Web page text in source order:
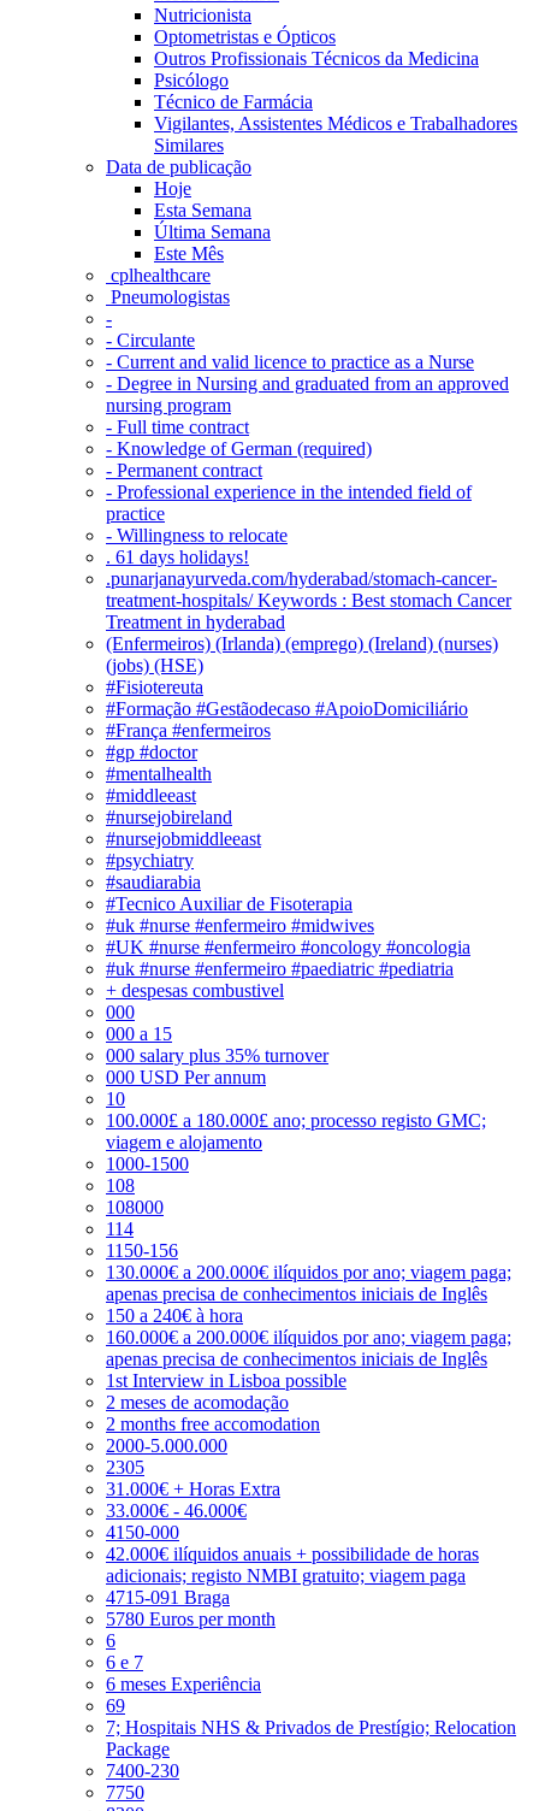
Nutricionista
Optometristas e Ópticos
Outros Profissionais Técnicos da Medicina
Psicólogo
Técnico de Farmácia
Vigilantes, Assistentes Médicos e Trabalhadores
Similares
Data de publicação
Hoje
Esta Semana
Última Semana
Este Mês
‎ cplhealthcare‬
Pneumologistas
-
- Circulante
- Current and valid licence to practice as a Nurse
- Degree in Nursing and graduated from an approved
nursing program
- Full time contract
- Knowledge of German (required)
- Permanent contract
- Professional experience in the intended field of
practice
- Willingness to relocate
. 61 days holidays!
.punarjanayurveda.com/hyderabad/stomach-cancer-
treatment-hospitals/ Keywords : Best stomach Cancer
Treatment in hyderabad
(Enfermeiros) (Irlanda) (emprego) (Ireland) (nurses)
(jobs) (HSE)
#Fisiotereuta
#Formação #Gestãodecaso #ApoioDomiciliário
#França #enfermeiros
#gp #doctor
#mentalhealth
#middleeast
#nursejobireland
#nursejobmiddleeast
#psychiatry
#saudiarabia
#Tecnico Auxiliar de Fisoterapia
#uk #nurse #enfermeiro #midwives
#UK #nurse #enfermeiro #oncology #oncologia
#uk #nurse #enfermeiro #paediatric #pediatria
+ despesas combustivel
000
000 a 15
000 salary plus 35% turnover
000 USD Per annum
10
100.000£ a 180.000£ ano; processo registo GMC;
viagem e alojamento
1000-1500
108
108000
114
1150-156
130.000€ a 200.000€ ilíquidos por ano; viagem paga;
apenas precisa de conhecimentos iniciais de Inglês
150 a 240€ à hora
160.000€ a 200.000€ ilíquidos por ano; viagem paga;
apenas precisa de conhecimentos iniciais de Inglês
1st Interview in Lisboa possible
2 meses de acomodação
2 months free accomodation
2000-5.000.000
2305
31.000€ + Horas Extra
33.000€ - 46.000€
4150-000
42.000€ ilíquidos anuais + possibilidade de horas
adicionais; registo NMBI gratuito; viagem paga
4715-091 Braga
5780 Euros per month
6
6 e 7
6 meses Experiência
69
7; Hospitais NHS & Privados de Prestígio; Relocation
Package
7400-230
7750